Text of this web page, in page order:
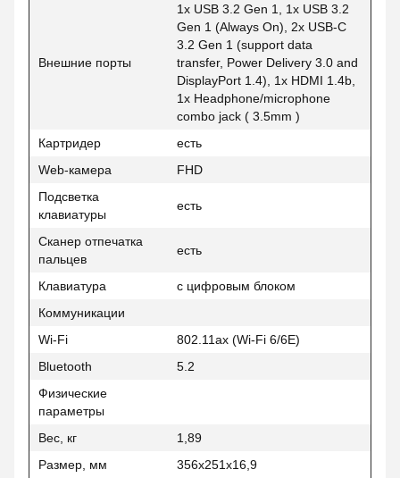
Внешние порты
1x USB 3.2 Gen 1, 1x USB 3.2
Gen 1 (Always On), 2x USB-C
3.2 Gen 1 (support data
transfer, Power Delivery 3.0 and
DisplayPort 1.4), 1x HDMI 1.4b,
1x Headphone/microphone
combo jack ( 3.5mm )
Картридер
есть
Web-камера
FHD
Подсветка
клавиатуры
есть
Сканер отпечатка
пальцев
есть
Клавиатура
с цифровым блоком
Коммуникации
Wi-Fi
802.11ax (Wi-Fi 6/6E)
Bluetooth
5.2
Физические
параметры
Вес, кг
1,89
Размер, мм
356x251x16,9